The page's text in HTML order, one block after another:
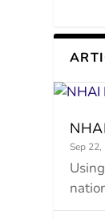
Sep